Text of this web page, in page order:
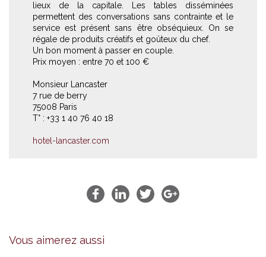
lieux de la capitale. Les tables disséminées
permettent des conversations sans contrainte et le
service est présent sans être obséquieux. On se
régale de produits créatifs et goûteux du chef.
Un bon moment à passer en couple.
Prix moyen : entre 70 et 100 €
Monsieur Lancaster
7 rue de berry
75008 Paris
T° : +33 1 40 76 40 18
hotel-lancaster.com
Vous aimerez aussi